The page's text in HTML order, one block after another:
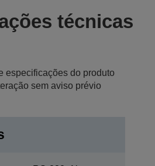
técnicas
especificações do produto
sem aviso prévio